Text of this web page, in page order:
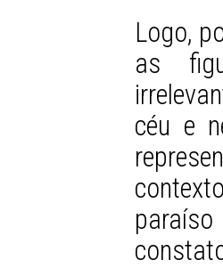
Logo,
as
céu e